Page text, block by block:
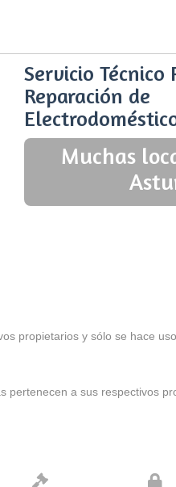
Servicio Técnico
Reparación de
Muchas
propietarios y sólo se hace
pertenecen a sus respectivos